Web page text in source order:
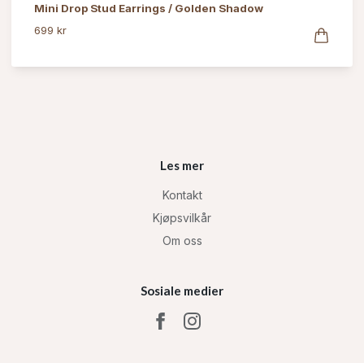
Mini Drop Stud Earrings / Golden Shadow
699 kr
Les mer
Kontakt
Kjøpsvilkår
Om oss
Sosiale medier